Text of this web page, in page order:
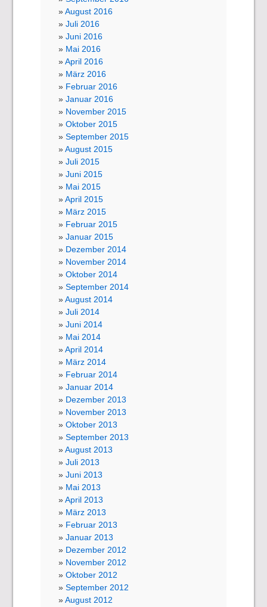
August 2016
Juli 2016
Juni 2016
Mai 2016
April 2016
März 2016
Februar 2016
Januar 2016
November 2015
Oktober 2015
September 2015
August 2015
Juli 2015
Juni 2015
Mai 2015
April 2015
März 2015
Februar 2015
Januar 2015
Dezember 2014
November 2014
Oktober 2014
September 2014
August 2014
Juli 2014
Juni 2014
Mai 2014
April 2014
März 2014
Februar 2014
Januar 2014
Dezember 2013
November 2013
Oktober 2013
September 2013
August 2013
Juli 2013
Juni 2013
Mai 2013
April 2013
März 2013
Februar 2013
Januar 2013
Dezember 2012
November 2012
Oktober 2012
September 2012
August 2012